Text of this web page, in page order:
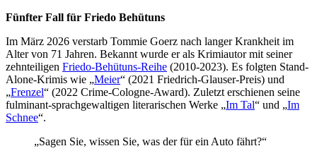
Fünfter Fall für Friedo Behütuns
Im März 2026 verstarb Tommie Goerz nach langer Krankheit im
Alter von 71 Jahren. Bekannt wurde er als Krimiautor mit seiner
zehnteiligen Friedo-Behütuns-Reihe (2010-2023). Es folgten Stand-
Alone-Krimis wie „Meier“ (2021 Friedrich-Glauser-Preis) und
„Frenzel“ (2022 Crime-Cologne-Award). Zuletzt erschienen seine
fulminant-sprachgewaltigen literarischen Werke „Im Tal“ und „Im
Schnee“.
„Sagen Sie, wissen Sie, was der für ein Auto fährt?“